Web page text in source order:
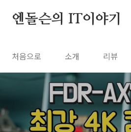
엔돌슨의 IT이야기
처음으로 소개 리뷰